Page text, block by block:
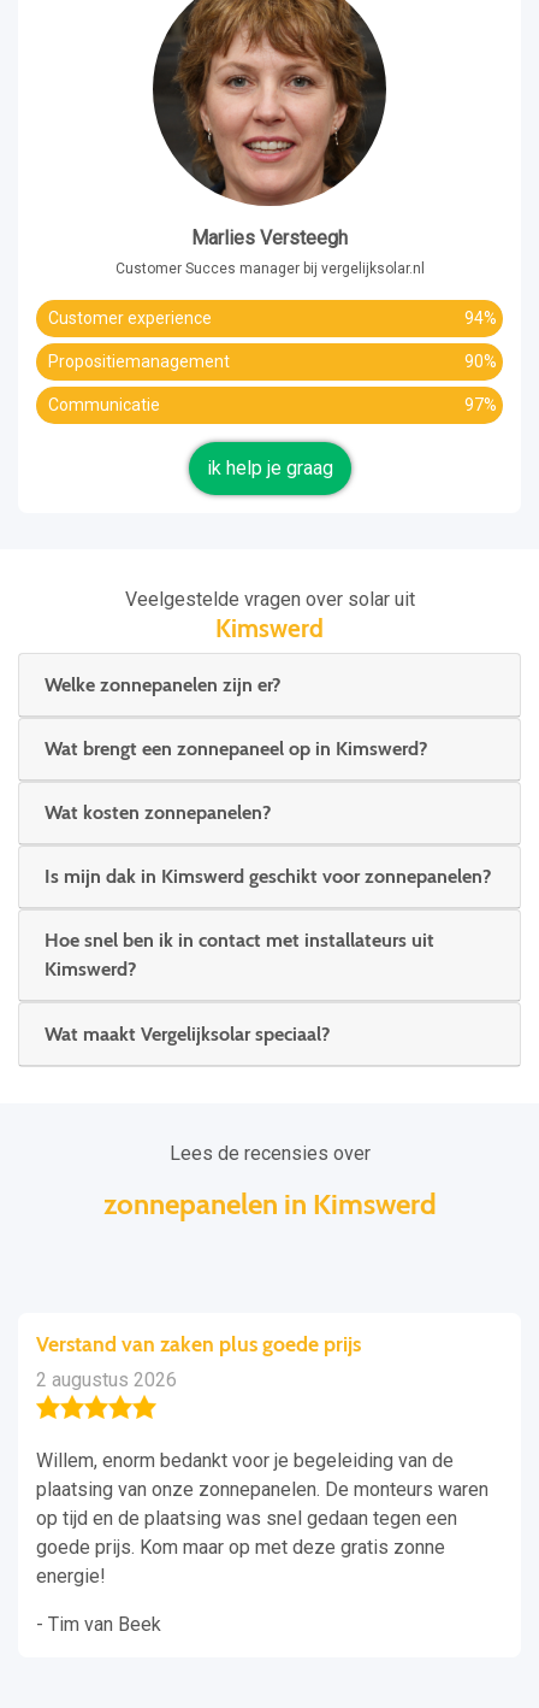
Marlies Versteegh
Customer Succes manager bij vergelijksolar.nl
Customer experience 94%
Propositiemanagement 90%
Communicatie 97%
ik help je graag
Veelgestelde vragen over solar uit
Kimswerd
Welke zonnepanelen zijn er?
Wat brengt een zonnepaneel op in Kimswerd?
Wat kosten zonnepanelen?
Is mijn dak in Kimswerd geschikt voor zonnepanelen?
Hoe snel ben ik in contact met installateurs uit
Kimswerd?
Wat maakt Vergelijksolar speciaal?
Lees de recensies over
zonnepanelen in Kimswerd
Verstand van zaken plus goede prijs
2 augustus 2026
Willem, enorm bedankt voor je begeleiding van de
plaatsing van onze zonnepanelen. De monteurs waren
op tijd en de plaatsing was snel gedaan tegen een
goede prijs. Kom maar op met deze gratis zonne
energie!
- Tim van Beek